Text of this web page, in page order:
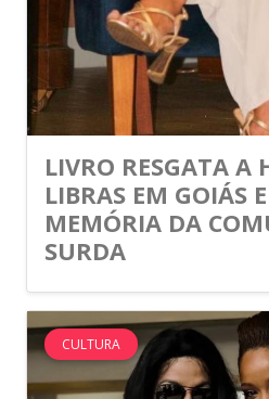
LIVRO RESGATA A
LIBRAS EM GOIÁS
MEMÓRIA DA
SURDA
CULTURA